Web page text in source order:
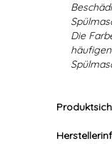
Die